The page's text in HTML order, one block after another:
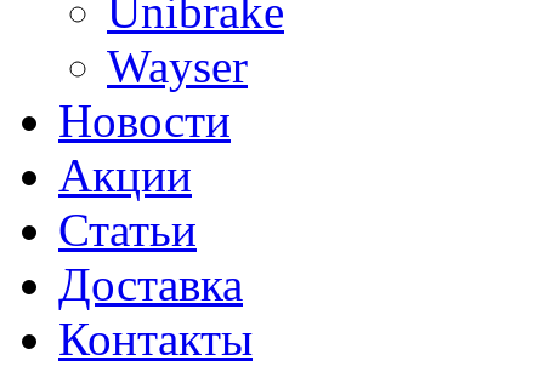
Unibrake
Wayser
Новости
Акции
Статьи
Доставка
Контакты